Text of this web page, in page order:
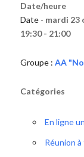
Date/heure
Date - mardi 23
19:30 - 21:00
Groupe : AA
Catégories
En ligne
Réunion